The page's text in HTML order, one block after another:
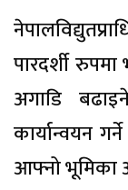
पारदर्शी
अगाडि
कार्यान्वयन
आफ्नो भूमिका